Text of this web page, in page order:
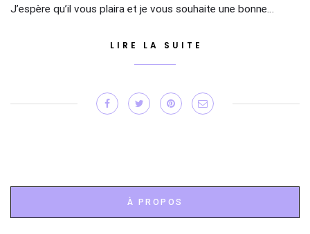
J’espère qu’il vous plaira et je vous souhaite une bonne…
LIRE LA SUITE
À PROPOS